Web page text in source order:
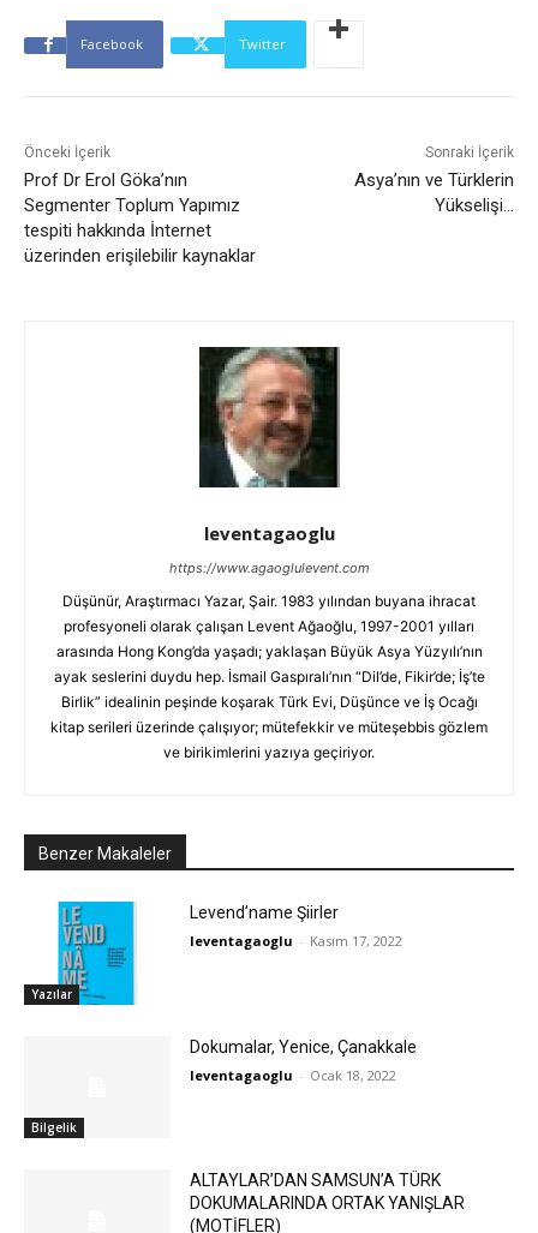
Facebook Twitter
Önceki İçerik
Prof Dr Erol Göka’nın
Segmenter Toplum Yapımız
tespiti hakkında İnternet
üzerinden erişilebilir kaynaklar
Sonraki İçerik
Asya’nın ve Türklerin
Yükselişi…
leventagaoglu
https://www.agaoglulevent.com
Düşünür, Araştırmacı Yazar, Şair. 1983 yılından buyana ihracat
profesyoneli olarak çalışan Levent Ağaoğlu, 1997-2001 yılları
arasında Hong Kong’da yaşadı; yaklaşan Büyük Asya Yüzyılı’nın
ayak seslerini duydu hep. İsmail Gaspıralı’nın “Dil’de, Fikir’de; İş’te
Birlik” idealinin peşinde koşarak Türk Evi, Düşünce ve İş Ocağı
kitap serileri üzerinde çalışıyor; mütefekkir ve müteşebbis gözlem
ve birikimlerini yazıya geçiriyor.
Benzer Makaleler
Yazılar
Levend’name Şiirler
leventagaoglu - Kasım 17, 2022
Bilgelik
Dokumalar, Yenice, Çanakkale
leventagaoglu - Ocak 18, 2022
ALTAYLAR’DAN SAMSUN’A TÜRK
DOKUMALARINDA ORTAK YANIŞLAR
(MOTİFLER)